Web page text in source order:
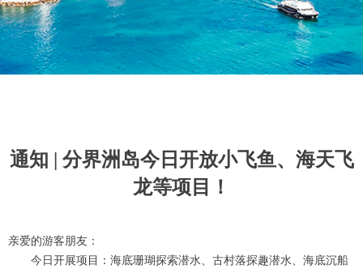
通知 | 分界洲岛今日开放小飞鱼、海天飞
龙等项目！
亲爱的游客朋友：
今日开展项目：海底珊瑚探索潜水、古村落探趣潜水、海底沉船